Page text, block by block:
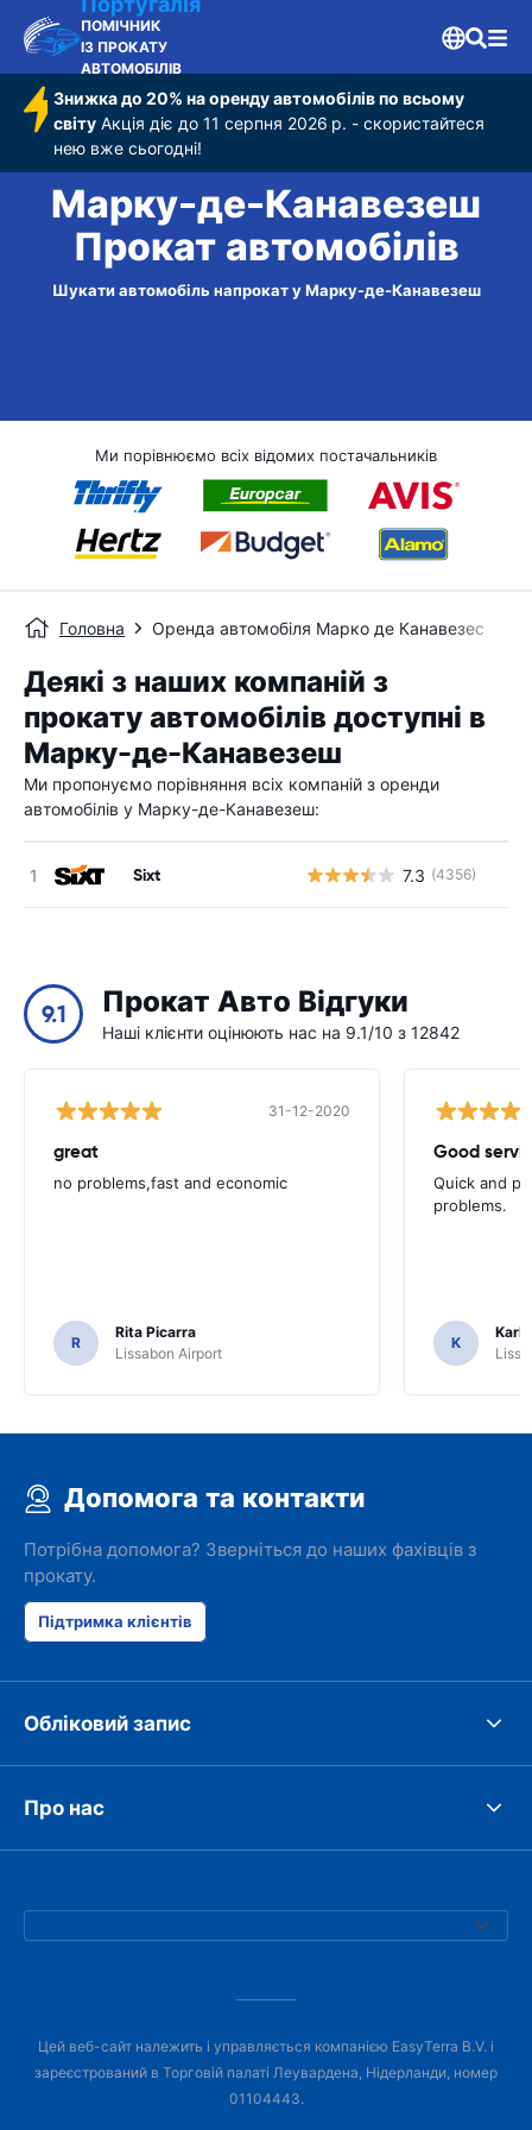
ПОМІЧНИК
ІЗ ПРОКАТУ
АВТОМОБІЛІВ
Знижка до 20% на оренду автомобілів по всьому
світу Акція діє до 11 серпня 2026 р. - скористайтеся
нею вже сьогодні!
Марку-де-Канавезеш
Прокат автомобілів
Шукати автомобіль напрокат у Марку-де-Канавезеш
Ми порівнюємо всіх відомих постачальників
Головна Оренда автомобіля Марко де Канавезес
Деякі з наших компаній з
прокату автомобілів доступні в
Марку-де-Канавезеш
Ми пропонуємо порівняння всіх компаній з оренди
автомобілів у Марку-де-Канавезеш:
Sixt 7.3 (4356)
9.1 Прокат Авто Відгуки
Наші клієнти оцінюють нас на 9.1/10 з 12842
31-12-2020
great
no problems,fast and economic
R
Rita Picarra
Lissabon Airport
Good
Quick and
problems.
K
Karl
Допомога та контакти
Потрібна допомога? Зверніться до наших фахівців з
прокату.
Підтримка клієнтів
Обліковий запис
Про нас
Цей веб-сайт належить і управляється компанією EasyTerra B.V. і
зареєстрований в Торговій палаті Леувардена, Нідерланди, номер
01104443.